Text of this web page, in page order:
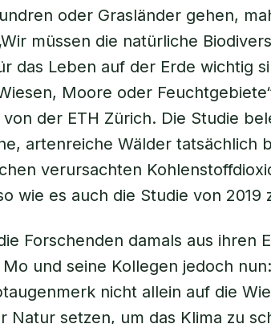
oder Grasländer gehen,
müssen die natürliche
das Leben auf der Erde wichtig
Moore oder
der ETH Zürich. Die Studie
artenreiche Wälder tatsächlich
verursachten
wie es auch die Studie von 2019
Forschenden damals aus ihren
und seine Kollegen jedoch
nicht allein auf die
Natur setzen, um das Klima zu